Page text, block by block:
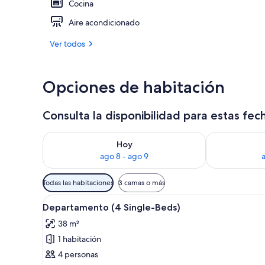
Cocina
Aire acondicionado
Ver todos
Opciones de habitación
Consulta la disponibilidad para estas
Hoy
ago 8 - ago 9
Consulta la disponibilidad para hoy ago 8 - ago 9
Consulta la
Filtros
disponibles
para
las
habitaciones
Todas las habitaciones 3 camas o más
Ver
todas
las
fotos
de
Una habitación de hotel
12
Departamento (4 Single-Beds)
38 m²
1 habitación
4 personas